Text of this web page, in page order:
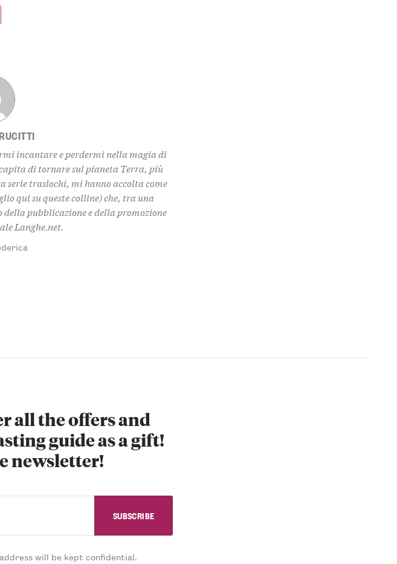
incantare e perdermi nella magia di
di tornare sul pianeta Terra, più
serie traslochi, mi hanno accolta come
qui su queste colline) che, tra una
pubblicazione e della promozione
Langhe.net.
all the offers and
guide as a gift!
newsletter!
will be kept confidential.